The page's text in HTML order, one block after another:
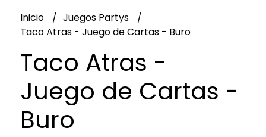
Inicio
Juegos Partys
Taco Atras - Juego de Cartas - Buro
Taco Atras -
Juego de Cartas -
Buro